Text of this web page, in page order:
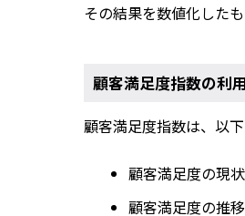
その結果を数値化したも
顧客満足度指数の利
顧客満足度指数は、以
顧客満足度の現
顧客満足度の推